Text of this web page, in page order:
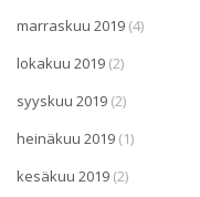
marraskuu 2019 (4)
lokakuu 2019 (2)
syyskuu 2019 (2)
heinäkuu 2019 (1)
kesäkuu 2019 (2)